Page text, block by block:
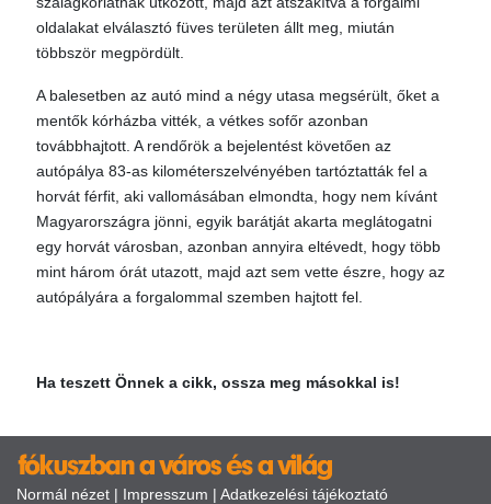
oldalakat elválasztó füves területen állt meg, miután
többször megpördült.
A balesetben az autó mind a négy utasa megsérült, őket a
mentők kórházba vitték, a vétkes sofőr azonban
továbbhajtott. A rendőrök a bejelentést követően az
autópálya 83-as kilométerszelvényében tartóztatták fel a
horvát férfit, aki vallomásában elmondta, hogy nem kívánt
Magyarországra jönni, egyik barátját akarta meglátogatni
egy horvát városban, azonban annyira eltévedt, hogy több
mint három órát utazott, majd azt sem vette észre, hogy az
autópályára a forgalommal szemben hajtott fel.
Ha teszett Önnek a cikk, ossza meg másokkal is!
Normál nézet | Impresszum | Adatkezelési tájékoztató